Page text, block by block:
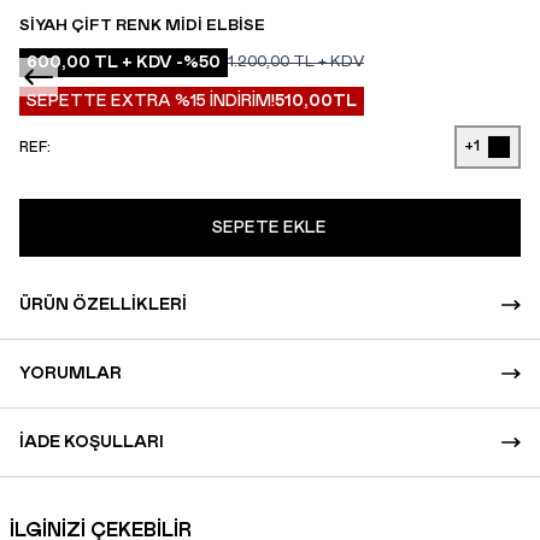
SIYAH ÇIFT RENK MIDI ELBISE
600,00 TL + KDV -%50 1.200,00TL + KDV
SEPETTE EXTRA %15 İNDİRİM!510,00TL
REF: +1
SEPETE EKLE
ÜRÜN ÖZELLIKLERI
YORUMLAR
İADE KOŞULLARI
İLGİNİZİ ÇEKEBİLİR